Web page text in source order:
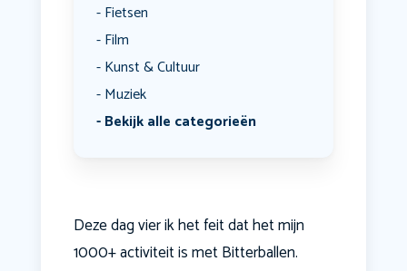
Fietsen
Film
Kunst & Cultuur
Muziek
Bekijk alle categorieën
Deze dag vier ik het feit dat het mijn
1000+ activiteit is met Bitterballen.